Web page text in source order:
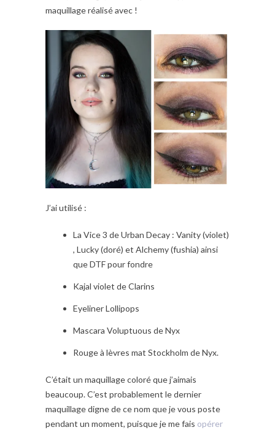
maquillage réalisé avec !
J’ai utilisé :
La Vice 3 de Urban Decay : Vanity (violet)
, Lucky (doré) et Alchemy (fushia) ainsi
que DTF pour fondre
Kajal violet de Clarins
Eyeliner Lollipops
Mascara Voluptuous de Nyx
Rouge à lèvres mat Stockholm de Nyx.
C’était un maquillage coloré que j’aimais
beaucoup. C’est probablement le dernier
maquillage digne de ce nom que je vous poste
pendant un moment, puisque je me fais opérer